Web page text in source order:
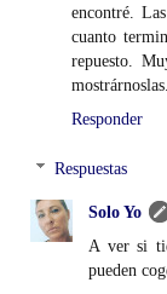
encontré.
cuanto
repuesto.
mostrárnoslas.
Responder
Respuestas
Solo Yo
A ver si
pueden